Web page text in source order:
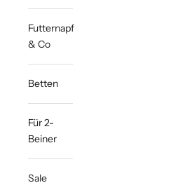
Futternapf
& Co
Betten
Für 2-
Beiner
Sale